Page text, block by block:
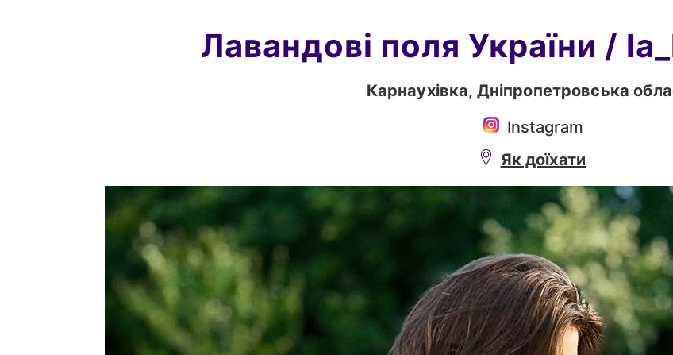
Лавандові поля України /
Карнаухівка, Дніпропетровська
Instagram
Як доїхати